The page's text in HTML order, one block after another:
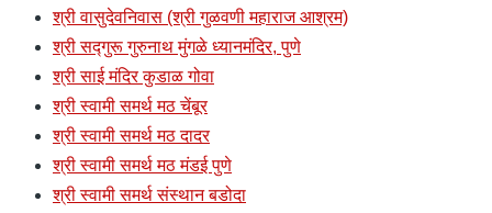
श्री वासुदेवनिवास (श्री गुळवणी महाराज आश्रम)
श्री सद्गुरू गुरुनाथ मुंगळे ध्यानमंदिर, पुणे
श्री साई मंदिर कुडाळ गोवा
श्री स्वामी समर्थ मठ चेंबूर
श्री स्वामी समर्थ मठ दादर
श्री स्वामी समर्थ मठ मंडई पुणे
श्री स्वामी समर्थ संस्थान बडोदा